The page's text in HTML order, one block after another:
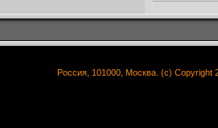
Россия, 101000, Москва. (c) Copyright